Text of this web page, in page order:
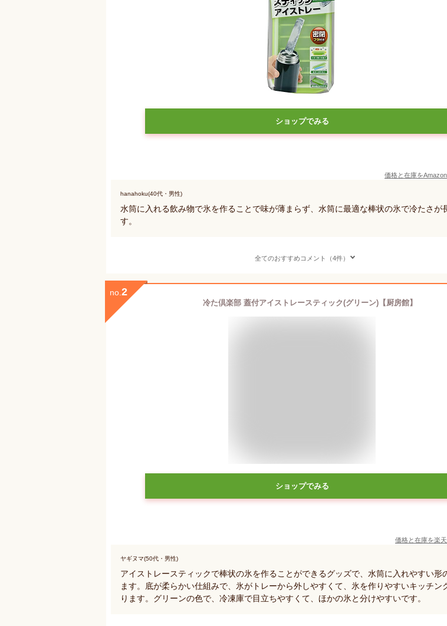
ショップでみる
価格と在庫をAmazon
hanahoku(40代・男性)
水筒に入れる飲み物で氷を作ることで味が薄まらず、水筒に最適な棒状の氷で冷たさが
す。
全てのおすすめコメント（4件）
no. 2
冷た倶楽部 蓋付アイストレースティック(グリーン)【厨房館】
ショップでみる
価格と在庫を楽天
ヤギヌマ(50代・男性)
アイストレースティックで棒状の氷を作ることができるグッズで、水筒に入れやすい形
ます。底が柔らかい仕組みで、氷がトレーから外しやすくて、氷を作りやすいキッチン
ります。グリーンの色で、冷凍庫で目立ちやすくて、ほかの氷と分けやすいです。